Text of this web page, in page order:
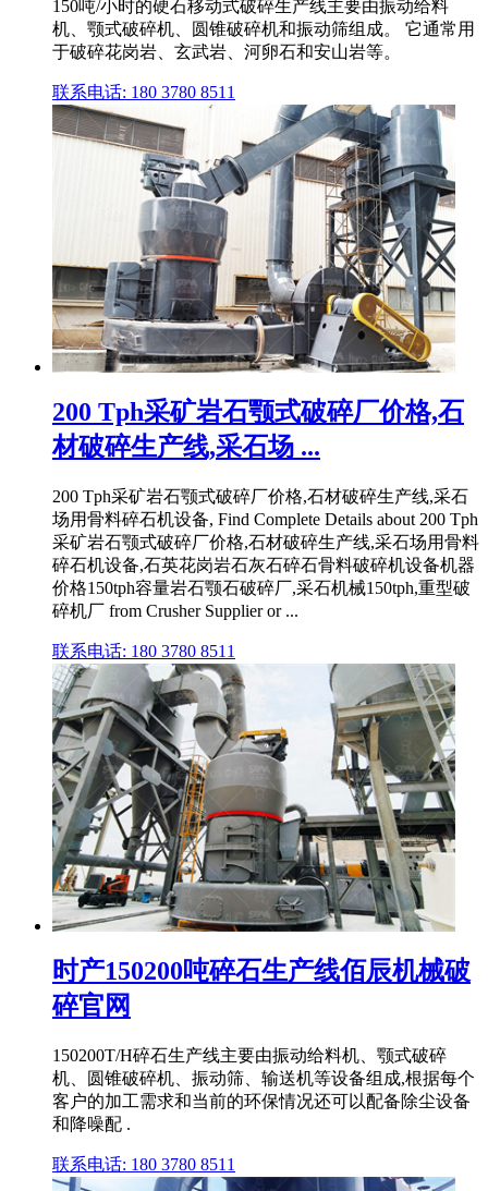
150吨/小时的硬石移动式破碎生产线主要由振动给料
机、颚式破碎机、圆锥破碎机和振动筛组成。 它通常用
于破碎花岗岩、玄武岩、河卵石和安山岩等。
联系电话: 180 3780 8511
200 Tph采矿岩石颚式破碎厂价格,石
材破碎生产线,采石场 ...
200 Tph采矿岩石颚式破碎厂价格,石材破碎生产线,采石
场用骨料碎石机设备, Find Complete Details about 200 Tph
采矿岩石颚式破碎厂价格,石材破碎生产线,采石场用骨料
碎石机设备,石英花岗岩石灰石碎石骨料破碎机设备机器
价格150tph容量岩石颚石破碎厂,采石机械150tph,重型破
碎机厂 from Crusher Supplier or ...
联系电话: 180 3780 8511
时产150200吨碎石生产线佰辰机械破
碎官网
150200T/H碎石生产线主要由振动给料机、颚式破碎
机、圆锥破碎机、振动筛、输送机等设备组成,根据每个
客户的加工需求和当前的环保情况还可以配备除尘设备
和降噪配 .
联系电话: 180 3780 8511